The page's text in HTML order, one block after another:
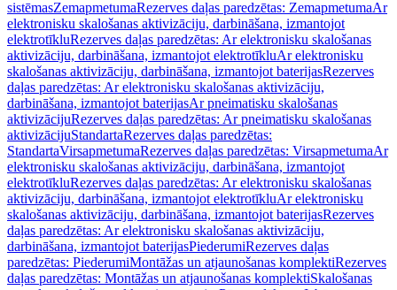
sistēmasZemapmetumaRezerves daļas paredzētas: ZemapmetumaAr
elektronisku skalošanas aktivizāciju, darbināšana, izmantojot
elektrotīkluRezerves daļas paredzētas: Ar elektronisku skalošanas
aktivizāciju, darbināšana, izmantojot elektrotīkluAr elektronisku
skalošanas aktivizāciju, darbināšana, izmantojot baterijasRezerves
daļas paredzētas: Ar elektronisku skalošanas aktivizāciju,
darbināšana, izmantojot baterijasAr pneimatisku skalošanas
aktivizācijuRezerves daļas paredzētas: Ar pneimatisku skalošanas
aktivizācijuStandartaRezerves daļas paredzētas:
StandartaVirsapmetumaRezerves daļas paredzētas: VirsapmetumaAr
elektronisku skalošanas aktivizāciju, darbināšana, izmantojot
elektrotīkluRezerves daļas paredzētas: Ar elektronisku skalošanas
aktivizāciju, darbināšana, izmantojot elektrotīkluAr elektronisku
skalošanas aktivizāciju, darbināšana, izmantojot baterijasRezerves
daļas paredzētas: Ar elektronisku skalošanas aktivizāciju,
darbināšana, izmantojot baterijasPiederumiRezerves daļas
paredzētas: PiederumiMontāžas un atjaunošanas komplektiRezerves
daļas paredzētas: Montāžas un atjaunošanas komplektiSkalošanas